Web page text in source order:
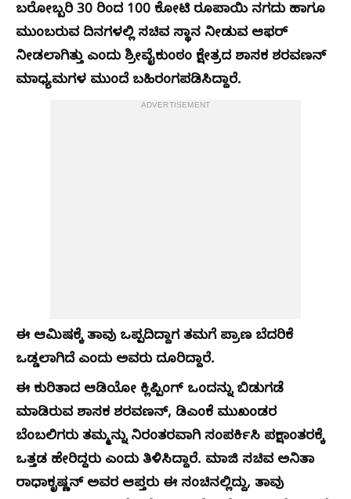
ಬರೋಬ್ಬರಿ 30 ರಿಂದ 100 ಕೋಟಿ ರೂಪಾಯಿ ನಗದು ಹಾಗೂ
ಮುಂಬರುವ ದಿನಗಳಲ್ಲಿ ಸಚಿವ ಸ್ಥಾನ ನೀಡುವ ಆಫರ್
ನೀಡಲಾಗಿತ್ತು ಎಂದು ಶ್ರೀವೈಕುಂಠಂ ಕ್ಷೇತ್ರದ ಶಾಸಕ ಶರವಣನ್
ಮಾಧ್ಯಮಗಳ ಮುಂದೆ ಬಹಿರಂಗಪಡಿಸಿದ್ದಾರೆ.
ADVERTISEMENT
ಈ ಆಮಿಷಕ್ಕೆ ತಾವು ಒಪ್ಪದಿದ್ದಾಗ ತಮಗೆ ಪ್ರಾಣ ಬೆದರಿಕೆ
ಒಡ್ಡಲಾಗಿದೆ ಎಂದು ಅವರು ದೂರಿದ್ದಾರೆ.
ಈ ಕುರಿತಾದ ಆಡಿಯೋ ಕ್ಲಿಪ್ಪಿಂಗ್ ಒಂದನ್ನು ಬಿಡುಗಡೆ
ಮಾಡಿರುವ ಶಾಸಕ ಶರವಣನ್, ಡಿಎಂಕೆ ಮುಖಂಡರ
ಬೆಂಬಲಿಗರು ತಮ್ಮನ್ನು ನಿರಂತರವಾಗಿ ಸಂಪರ್ಕಿಸಿ ಪಕ್ಷಾಂತರಕ್ಕೆ
ಒತ್ತಡ ಹೇರಿದ್ದರು ಎಂದು ತಿಳಿಸಿದ್ದಾರೆ. ಮಾಜಿ ಸಚಿವ ಅನಿತಾ
ರಾಧಾಕೃಷ್ಣನ್ ಅವರ ಆಪ್ತರು ಈ ಸಂಚಿನಲ್ಲಿದ್ದು, ತಾವು